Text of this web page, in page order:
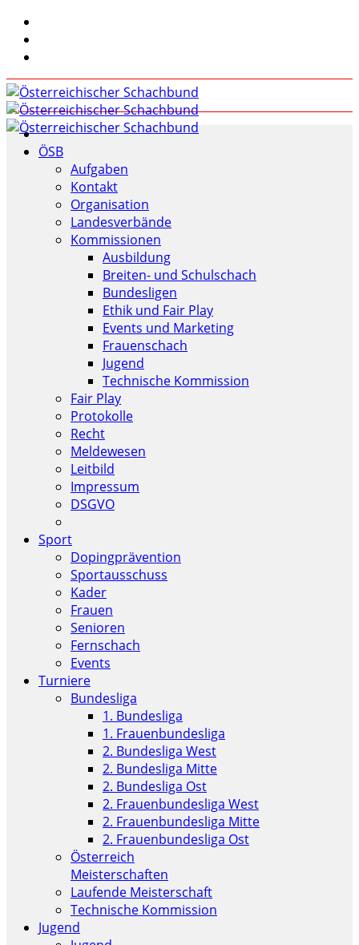
ÖSB
Aufgaben
Kontakt
Organisation
Landesverbände
Kommissionen
Ausbildung
Breiten- und Schulschach
Bundesligen
Ethik und Fair Play
Events und Marketing
Frauenschach
Jugend
Technische Kommission
Fair Play
Protokolle
Recht
Meldewesen
Leitbild
Impressum
DSGVO
Sport
Dopingprävention
Sportausschuss
Kader
Frauen
Senioren
Fernschach
Events
Turniere
Bundesliga
1. Bundesliga
1. Frauenbundesliga
2. Bundesliga West
2. Bundesliga Mitte
2. Bundesliga Ost
2. Frauenbundesliga West
2. Frauenbundesliga Mitte
2. Frauenbundesliga Ost
Österreich
Meisterschaften
Laufende Meisterschaft
Technische Kommission
Jugend